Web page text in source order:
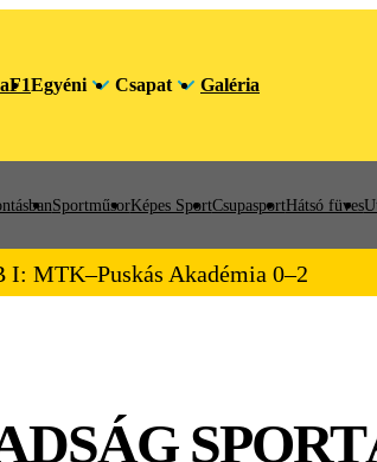
F1Egyéni Csapat Galéria
SportműsorKépes SportCsupasportHátsó füves
I: MTK–Puskás Akadémia 0–2